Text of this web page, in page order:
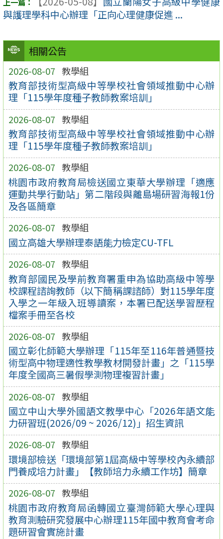
相關公告
2026-08-07 教學組
教育部技術型高級中等學校社會領域推動中心辦
理「115學年度種子教師教案培訓」
2026-08-07 教學組
教育部技術型高級中等學校社會領域推動中心辦
理「115學年度種子教師教案培訓」
2026-08-07 教學組
桃園市政府教育局檢送國立東華大學辦理「適應
運動共學行動站」第二階段與離島場研習海報1份
及各區簡章
2026-08-07 教學組
國立高雄大學辦理泰語能力檢定CU-TFL
2026-08-07 教學組
教育部國民及學前教育署重申為協助高級中等學
校課程諮詢教師（以下簡稱課諮師）對115學年度
入學之一年級入班導讀案，本署已配送學習歷程
檔案手冊至各校
2026-08-07 教學組
國立彰化師範大學辦理「115年至116年普通暨技
術型高中物理適性教學教材開發計畫」之「115學
年度全國高三暑假學測物理複習計畫」
2026-08-07 教學組
國立中山大學外國語文教學中心「2026年語文能
力研習班(2026/09 ~ 2026/12)」招生資訊
2026-08-07 教學組
環境部檢送「環境部第1屆高級中等學校內永續部
門養成培力計畫」【教師培力永續工作坊】簡章
2026-08-07 教學組
桃園市政府教育局函轉國立臺灣師範大學心理與
教育測驗研究發展中心辦理115年國中教育會考命
題研習會實施計畫
與護理學科中心辦理「正向心理健康促進 ...